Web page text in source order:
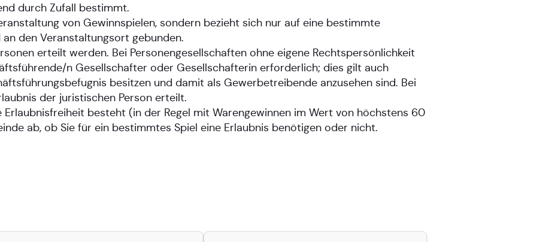
durch Zufall bestimmt.
von Gewinnspielen, sondern bezieht sich nur auf eine bestimmte
den Veranstaltungsort gebunden.
erteilt werden. Bei Personengesellschaften ohne eigene Rechtspersönlichkeit
n Gesellschafter oder Gesellschafterin erforderlich; dies gilt auch
besitzen und damit als Gewerbetreibende anzusehen sind. Bei
der juristischen Person erteilt.
besteht (in der Regel mit Warengewinnen im Wert von höchstens 60
ab, ob Sie für ein bestimmtes Spiel eine Erlaubnis benötigen oder nicht.